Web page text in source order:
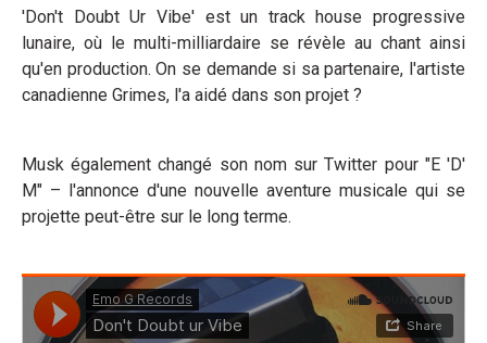
'Don't Doubt Ur Vibe' est un track house progressive
lunaire, où le multi-milliardaire se révèle au chant ainsi
qu'en production. On se demande si sa partenaire, l'artiste
canadienne Grimes, l'a aidé dans son projet ?
Musk également changé son nom sur Twitter pour "E 'D'
M" – l'annonce d'une nouvelle aventure musicale qui se
projette peut-être sur le long terme.